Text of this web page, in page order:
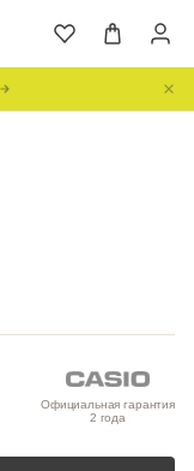
1/ 2
Официальная гарантия
2 года